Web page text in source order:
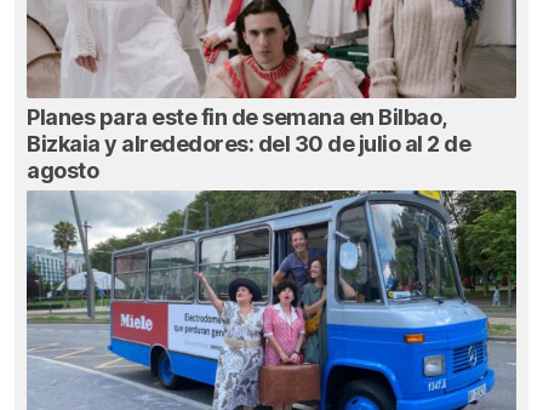
Planes para este fin de semana en Bilbao,
Bizkaia y alrededores: del 30 de julio al 2 de
agosto